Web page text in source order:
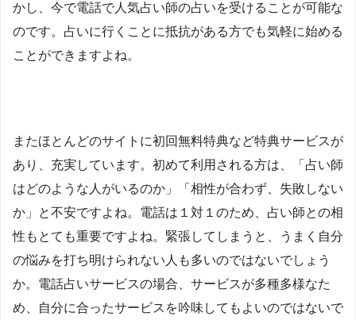
かし、今で電話で人気占い師の占いを受けることが可能な
のです。占いに行くことに抵抗がある方でも気軽に始める
ことができますよね。
またほとんどのサイトに初回無料特典など特典サービスが
あり、充実しています。初めて利用される方は、「占い師
はどのような人がいるのか」「相性が合わず、失敗しない
か」と不安ですよね。電話は１対１のため、占い師との相
性もとても重要ですよね。緊張してしまうと、うまく自分
の悩みを打ち明けられない人も多いのではないでしょう
か。電話占いサービスの場合、サービスが多種多様なた
め、自分に合ったサービスを吟味してもよいのではないで